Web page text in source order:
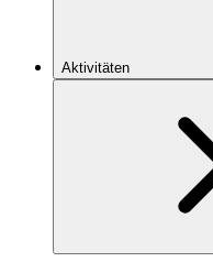
Aktivitäten